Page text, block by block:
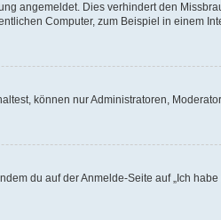
angemeldet. Dies verhindert den
Computer, zum Beispiel in einem
können nur Administratoren,
du auf der Anmelde-Seite auf „Ich